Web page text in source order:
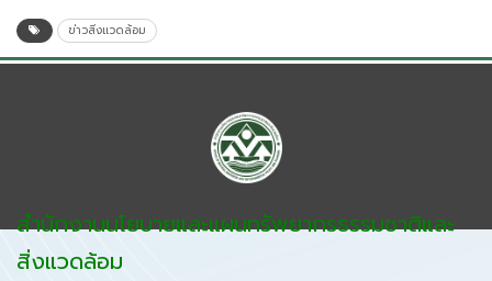
ข่าวสิ่งแวดล้อม
สำนักงานนโยบายและแผนทรัพยากรธรรมชาติและ
สิ่งแวดล้อม